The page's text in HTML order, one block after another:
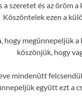
a szeretet és az öröm
Köszöntelek ezen a
megünnepeljük
köszönjük, hogy
mindenütt
együtt ezt a